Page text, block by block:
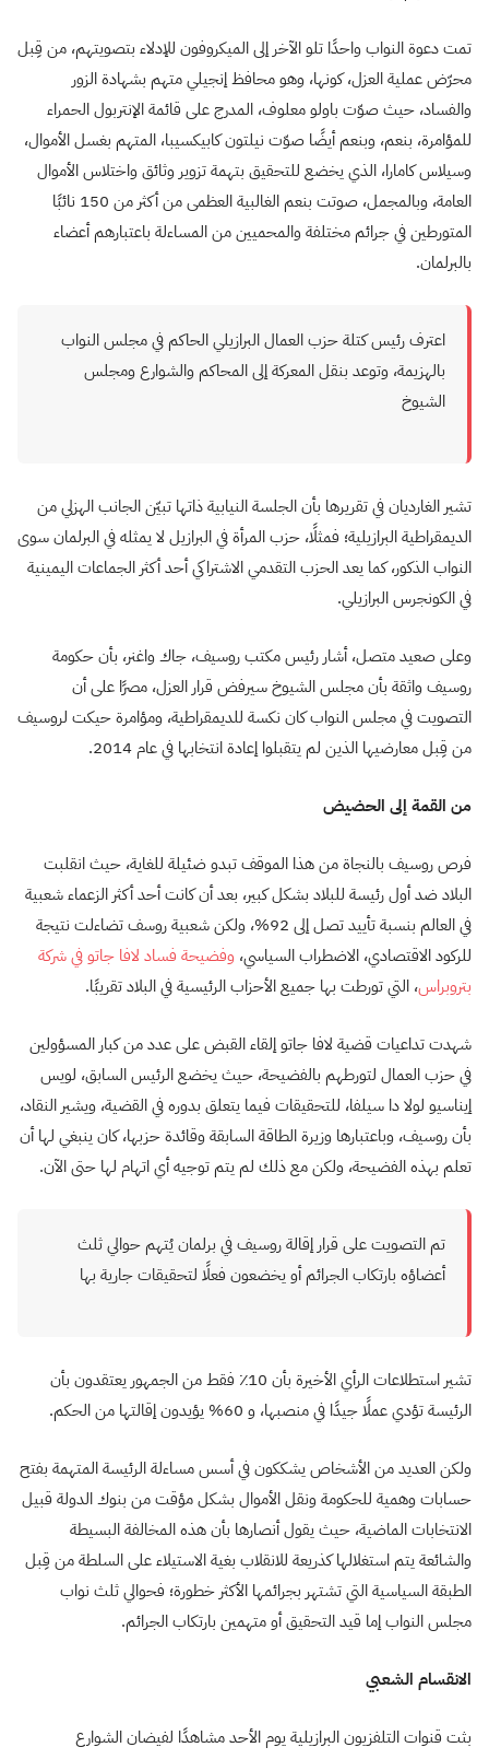
تمت دعوة النواب واحدًا تلو الآخر إلى الميكروفون للإدلاء بتصويتهم، من قِبل
محرّض عملية العزل، كونها، وهو محافظ إنجيلي متهم بشهادة الزور
والفساد، حيث صوّت باولو معلوف، المدرج على قائمة الإنتربول الحمراء
للمؤامرة، بنعم، وبنعم أيضًا صوّت نيلتون كابيكسيبا، المتهم بغسل الأموال،
وسيلاس كامارا، الذي يخضع للتحقيق بتهمة تزوير وثائق واختلاس الأموال
العامة، وبالمجمل، صوتت بنعم الغالبية العظمى من أكثر من 150 نائبًا
المتورطين في جرائم مختلفة والمحميين من المساءلة باعتبارهم أعضاء
بالبرلمان.
اعترف رئيس كتلة حزب العمال البرازيلي الحاكم في مجلس النواب
بالهزيمة، وتوعد بنقل المعركة إلى المحاكم والشوارع ومجلس
الشيوخ
تشير الغارديان في تقريرها بأن الجلسة النيابية ذاتها تبيّن الجانب الهزلي من
الديمقراطية البرازيلية؛ فمثلًا، حزب المرأة في البرازيل لا يمثله في البرلمان سوى
النواب الذكور، كما يعد الحزب التقدمي الاشتراكي أحد أكثر الجماعات اليمينية
في الكونجرس البرازيلي.
وعلى صعيد متصل، أشار رئيس مكتب روسيف، جاك واغنر، بأن حكومة
روسيف واثقة بأن مجلس الشيوخ سيرفض قرار العزل، مصرًا على أن
التصويت في مجلس النواب كان نكسة للديمقراطية، ومؤامرة حيكت لروسيف
من قِبل معارضيها الذين لم يتقبلوا إعادة انتخابها في عام 2014.
من القمة إلى الحضيض
فرص روسيف بالنجاة من هذا الموقف تبدو ضئيلة للغاية، حيث انقلبت
البلاد ضد أول رئيسة للبلاد بشكل كبير، بعد أن كانت أحد أكثر الزعماء شعبية
في العالم بنسبة تأييد تصل إلى 92%، ولكن شعبية روسف تضاءلت نتيجة
للركود الاقتصادي، الاضطراب السياسي، وفضيحة فساد لافا جاتو في شركة
بتروبراس، التي تورطت بها جميع الأحزاب الرئيسية في البلاد تقريبًا.
شهدت تداعيات قضية لافا جاتو إلقاء القبض على عدد من كبار المسؤولين
في حزب العمال لتورطهم بالفضيحة، حيث يخضع الرئيس السابق، لويس
إيناسيو لولا دا سيلفا، للتحقيقات فيما يتعلق بدوره في القضية، ويشير النقاد،
بأن روسيف، وباعتبارها وزيرة الطاقة السابقة وقائدة حزبها، كان ينبغي لها أن
تعلم بهذه الفضيحة، ولكن مع ذلك لم يتم توجيه أي اتهام لها حتى الآن.
تم التصويت على قرار إقالة روسيف في برلمان يُتهم حوالي ثلث
أعضاؤه بارتكاب الجرائم أو يخضعون فعلًا لتحقيقات جارية بها
تشير استطلاعات الرأي الأخيرة بأن 10٪ فقط من الجمهور يعتقدون بأن
الرئيسة تؤدي عملًا جيدًا في منصبها، و 60% يؤيدون إقالتها من الحكم.
ولكن العديد من الأشخاص يشككون في أسس مساءلة الرئيسة المتهمة بفتح
حسابات وهمية للحكومة ونقل الأموال بشكل مؤقت من بنوك الدولة قبيل
الانتخابات الماضية، حيث يقول أنصارها بأن هذه المخالفة البسيطة
والشائعة يتم استغلالها كذريعة للانقلاب بغية الاستيلاء على السلطة من قِبل
الطبقة السياسية التي تشتهر بجرائمها الأكثر خطورة؛ فحوالي ثلث نواب
مجلس النواب إما قيد التحقيق أو متهمين بارتكاب الجرائم.
الانقسام الشعبي
بثت قنوات التلفزيون البرازيلية يوم الأحد مشاهدًا لفيضان الشوارع